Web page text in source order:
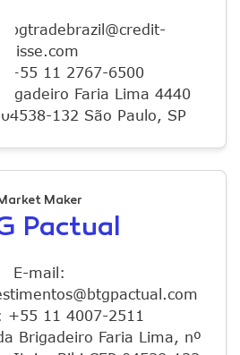
suisse.com
+55 11 2767-6500
Faria Lima 4440
132 São Paulo, SP
Maker
Pactual
E-mail:
+55 11 4007-2511
Brigadeiro Faria Lima, nº